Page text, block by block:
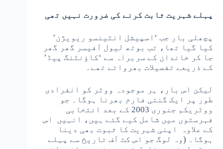
پہلے شہریت ثابت کرنے کی ضرورت نہیں تھی
پچھلی بار جب ‘اسپیشل انٹینسو ریویژن’
کیا گیا تھا، تب بوتھ لیول آفیسر گھر گھر
جا کر خاندان کے سربراہ سے ‘کاؤنٹنگ پیڈ’
کے ذریعے تفصیلات بھرواتے تھے۔
لیکن اس بار، ہر موجودہ ووٹر کو انفرادی
طور پر ایک گنتی فارم بھرنا ہوگا۔ جو
ووٹریکم جنوری 2003 کے بعد انتخابی
فہرستوں میں شامل کیے گئے ہیں، انہیں اس
کے علاوہ اپنی شہریت کا ثبوت بھی دینا
ہوگا۔ (وہ لوگ جو اس کٹ آف تاریخ سے پہلے